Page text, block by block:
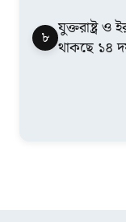
৮ যুক্তরাষ্ট্র
থাকছে ১৪